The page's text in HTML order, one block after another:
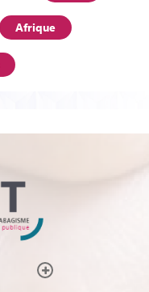
Afrique